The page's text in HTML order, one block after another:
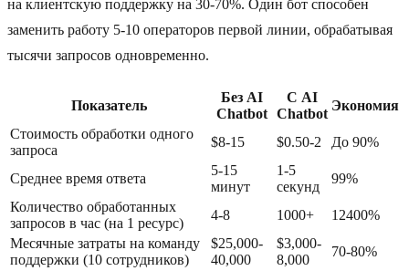
на клиентскую поддержку на 30-70%. Один бот способен
заменить работу 5-10 операторов первой линии, обрабатывая
тысячи запросов одновременно.
Показатель
Без AI
Chatbot
С AI
Chatbot
Экономия
Стоимость обработки одного
запроса
$8-15 $0.50-2 До 90%
Среднее время ответа
5-15
минут
1-5
секунд
99%
Количество обработанных
запросов в час (на 1 ресурс)
4-8 1000+
12400%
Месячные затраты на команду
поддержки (10 сотрудников)
$25,000-
40,000
$3,000-
8,000
70-80%